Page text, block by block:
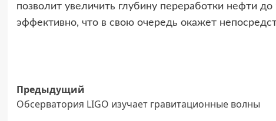
позволит увеличить глубину переработки нефти
эффективно, что в свою очередь окажет
Навигация
записи
Предыдущий
Обсерватория LIGO изучает гравитационные волны